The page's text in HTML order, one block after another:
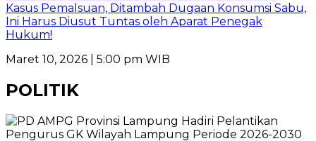
Kasus Pemalsuan, Ditambah Dugaan Konsumsi Sabu,
Ini Harus Diusut Tuntas oleh Aparat Penegak
Hukum!
Maret 10, 2026 | 5:00 pm WIB
POLITIK